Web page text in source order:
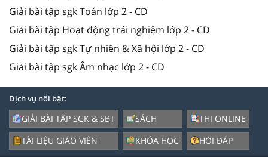
Giải bài tập sgk Toán lớp 2 - CD
Giải bài tập Hoạt động trải nghiệm lớp 2 - CD
Giải bài tập sgk Tự nhiên & Xã hội lớp 2 - CD
Giải bài tập sgk Âm nhạc lớp 2 - CD
Dịch vụ nổi bật:
GIẢI BÀI TẬP SGK & SBT
TÀI LIỆU GIÁO VIÊN
SÁCH
KHÓA HỌC
THI ONLINE
HỎI ĐÁP